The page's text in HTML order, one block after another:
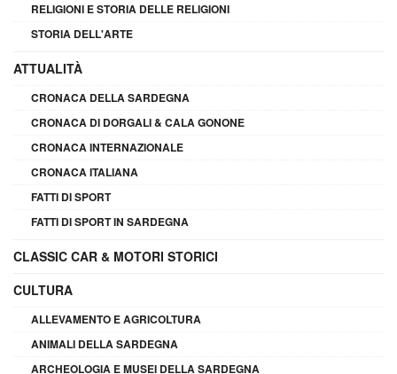
RELIGIONI E STORIA DELLE RELIGIONI
STORIA DELL'ARTE
ATTUALITÀ
CRONACA DELLA SARDEGNA
CRONACA DI DORGALI & CALA GONONE
CRONACA INTERNAZIONALE
CRONACA ITALIANA
FATTI DI SPORT
FATTI DI SPORT IN SARDEGNA
CLASSIC CAR & MOTORI STORICI
CULTURA
ALLEVAMENTO E AGRICOLTURA
ANIMALI DELLA SARDEGNA
ARCHEOLOGIA E MUSEI DELLA SARDEGNA